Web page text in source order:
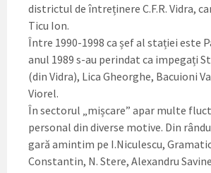
districtul de întreținere C.F.R. Vidra,
Ticu Ion.
Între 1990-1998 ca șef al stației este
anul 1989 s-au perindat ca impegați
(din Vidra), Lica Gheorghe, Bacuioni
Viorel.
În sectorul „mișcare” apar multe
personal din diverse motive. Din
gară amintim pe I.Niculescu,
Constantin, N. Stere, Alexandru